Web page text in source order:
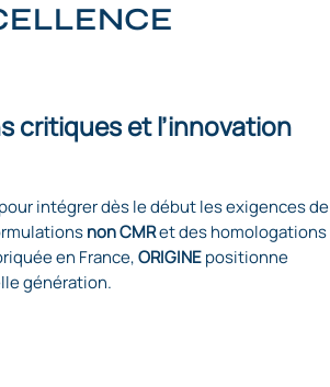
critiques et l’innovation
intégrer dès le début les exigences de
non CMRet des homologations
en France,ORIGINE positionne
génération.